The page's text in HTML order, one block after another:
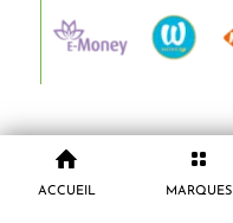
ACCUEIL MARQUES